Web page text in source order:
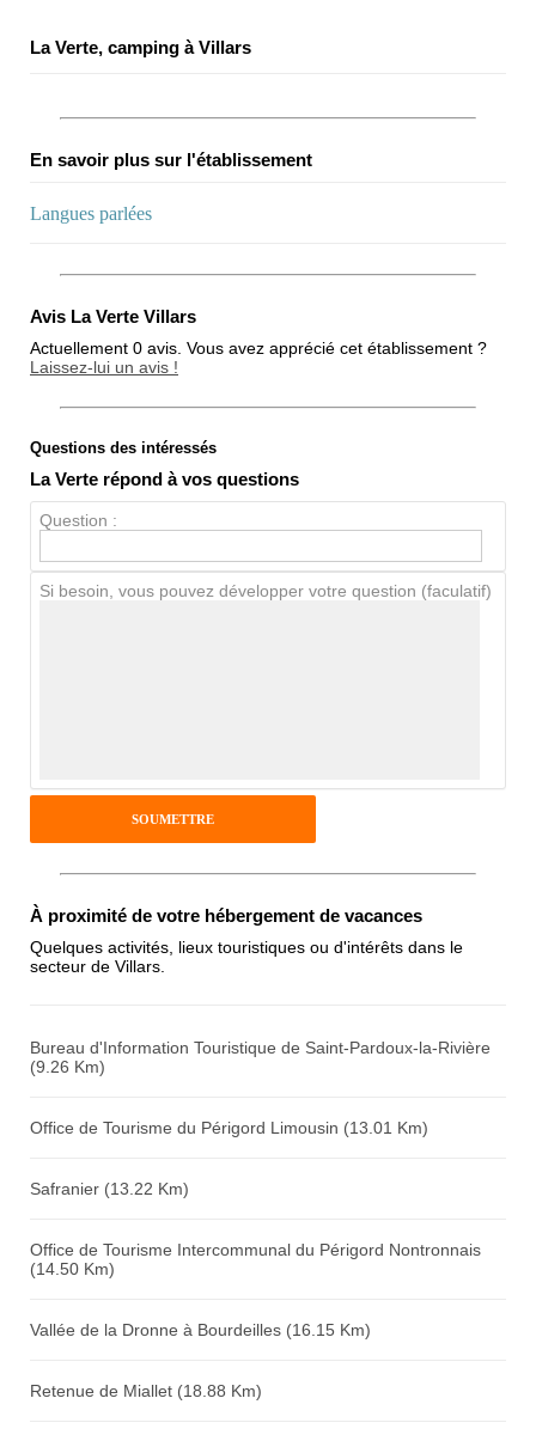
La Verte, camping à Villars
En savoir plus sur l'établissement
Langues parlées
Avis La Verte Villars
Actuellement 0 avis. Vous avez apprécié cet établissement ?
Laissez-lui un avis !
Note globale
Antispam - Combien font 7x4 (en
chiffres) :
Questions des intéressés
La Verte répond à vos questions
Question :
Si besoin, vous pouvez développer votre question (faculatif)
À proximité de votre hébergement de vacances
Quelques activités, lieux touristiques ou d'intérêts dans le
secteur de Villars.
Bureau d'Information Touristique de Saint-Pardoux-la-Rivière
(9.26 Km)
Office de Tourisme du Périgord Limousin (13.01 Km)
Safranier (13.22 Km)
Office de Tourisme Intercommunal du Périgord Nontronnais
(14.50 Km)
Vallée de la Dronne à Bourdeilles (16.15 Km)
Retenue de Miallet (18.88 Km)